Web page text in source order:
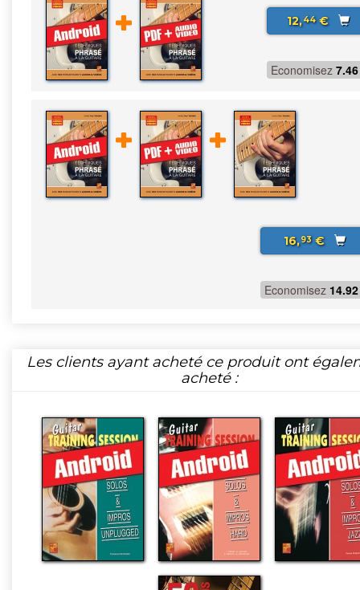
12,44€
Economisez 7.46
16,93€
Economisez 14.92
Les clients ayant acheté ce produit ont
acheté :